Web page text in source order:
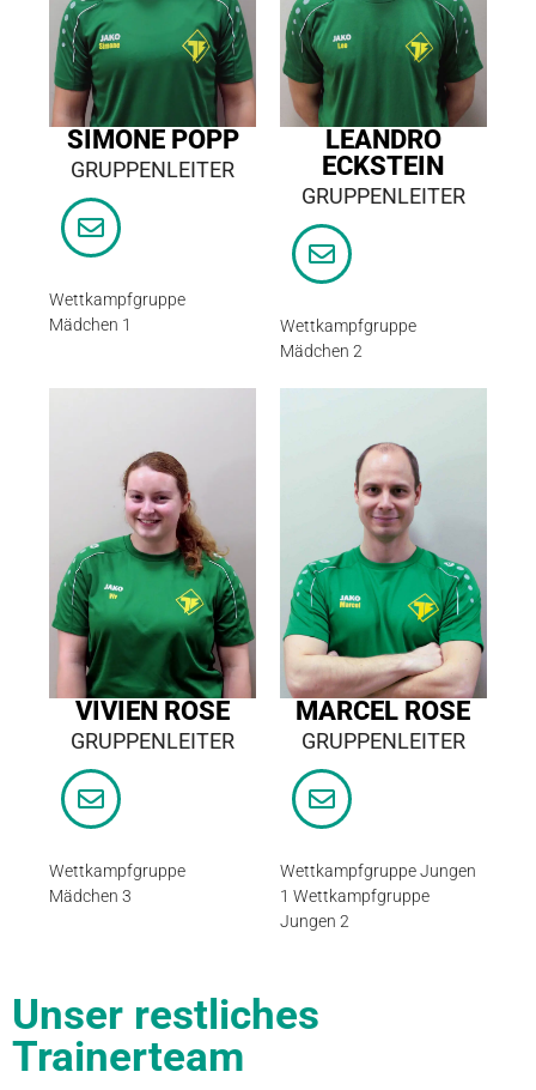
SIMONE POPP
GRUPPENLEITER
Wettkampfgruppe
Mädchen 1
LEANDRO
ECKSTEIN
GRUPPENLEITER
Wettkampfgruppe
Mädchen 2
VIVIEN ROSE
GRUPPENLEITER
Wettkampfgruppe
Mädchen 3
MARCEL ROSE
GRUPPENLEITER
Wettkampfgruppe Jungen
1 Wettkampfgruppe
Jungen 2
Unser restliches
Trainerteam